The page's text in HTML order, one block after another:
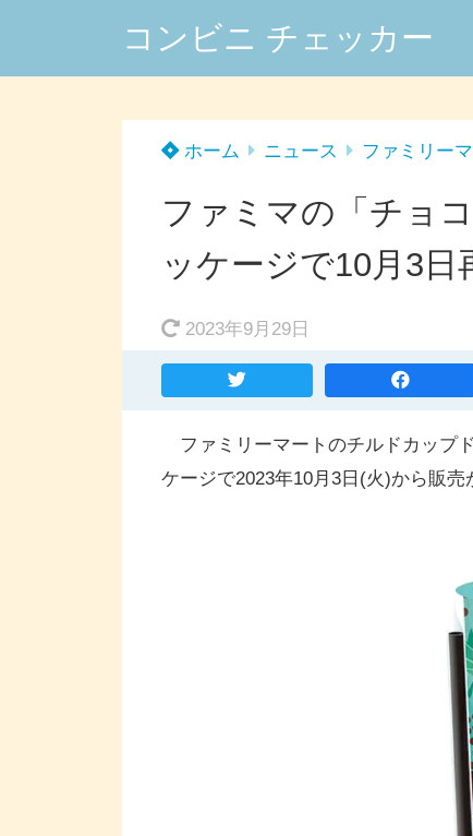
コンビニ チェッカー
ホーム ニュース ファミリー
ファミマの「チョ
ッケージで10月3日
2023年9月29日
ファミリーマートのチルドカップ
ケージで2023年10月3日(火)から販売